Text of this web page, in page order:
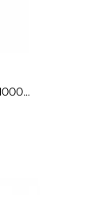
K-PAK PROFESSIONAL HYDRATOR LITER 1000ML